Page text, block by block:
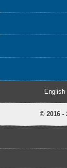
English
© 2016 -